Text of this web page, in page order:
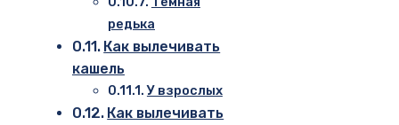
редька
Как вылечивать
кашель
У взрослых
Как вылечивать